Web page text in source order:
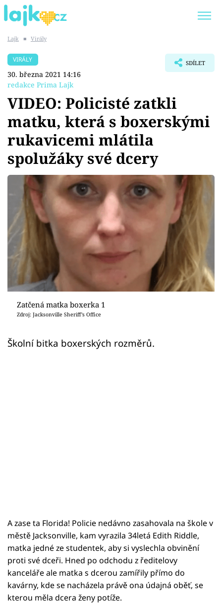
SHOPAHOLICADEL
Témata
Showbyznys
Youtubeři
Virály
Sex a vztahy
Videa
Sledujte prima+
Přihlášení
Sledujte nás
Lajk ■ Virály
VIRÁLY
30. března 2021 14:16
redakce Prima Lajk
SDÍLET
VIDEO: Policisté zatkli
matku, která s boxerskými
rukavicemi mlátila
spolužáky své dcery
Zatčená matka boxerka 1
Zdroj: Jacksonville Sheriff’s Office
Školní bitka boxerských rozměrů.
A zase ta Florida! Policie nedávno zasahovala na škole v
městě Jacksonville, kam vyrazila 34letá Edith Riddle,
matka jedné ze studentek, aby si vyslechla obvinění
proti své dceři. Hned po odchodu z ředitelovy
kanceláře ale matka s dcerou zamířily přímo do
kavárny, kde se nacházela právě ona údajná oběť, se
kterou měla dcera ženy potíže.